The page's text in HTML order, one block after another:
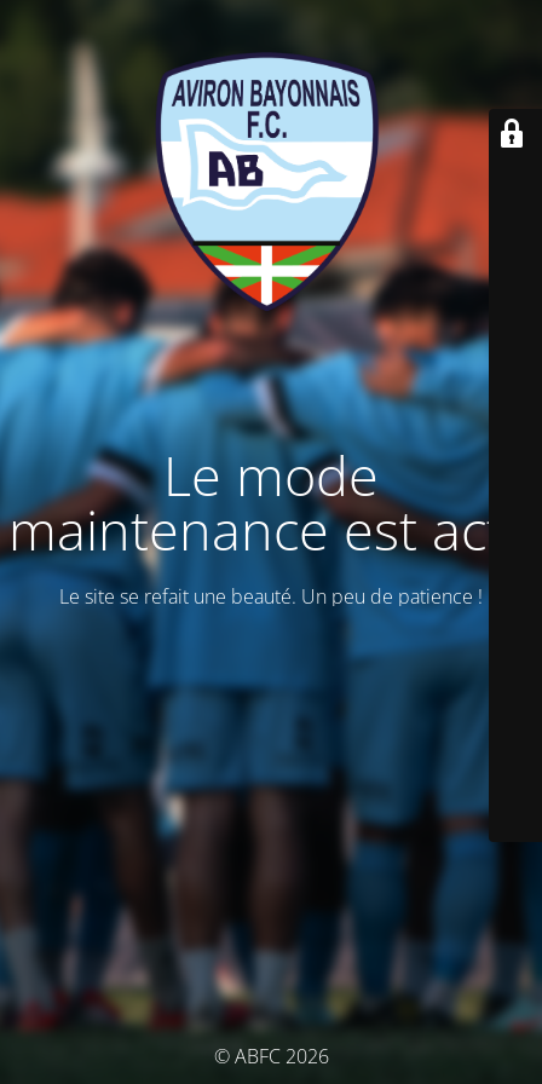
Le mode
maintenance est actif
Le site se refait une beauté. Un peu de patience !
© ABFC 2026